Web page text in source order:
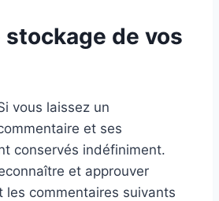
stockage de vos
vous laissez un
et ses
conservés indéfiniment.
et approuver
les commentaires suivants